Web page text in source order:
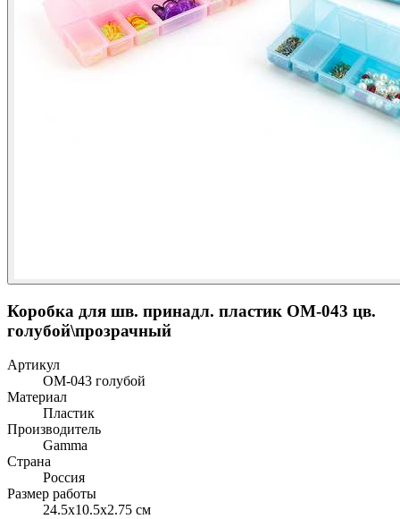
Коробка для шв. принадл. пластик OM-043 цв.
голубой\прозрачный
Артикул
ОМ-043 голубой
Материал
Пластик
Производитель
Gamma
Страна
Россия
Размер работы
24.5x10.5x2.75 см